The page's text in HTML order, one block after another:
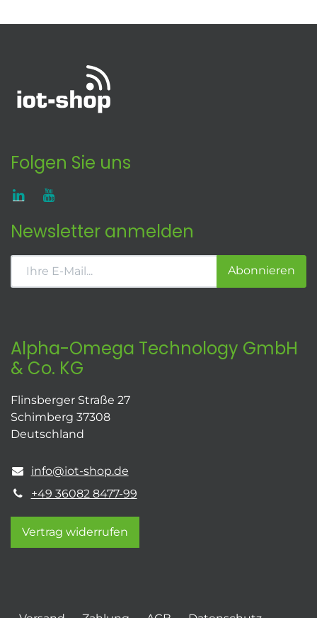
Folgen Sie uns
Newsletter anmelden
Abonnieren
Alpha-Omega Technology GmbH
& Co. KG
Flinsberger Straße 27
Schimberg 37308
Deutschland
info@iot-shop.de
+49 36082 8477-99
Vertrag widerrufen